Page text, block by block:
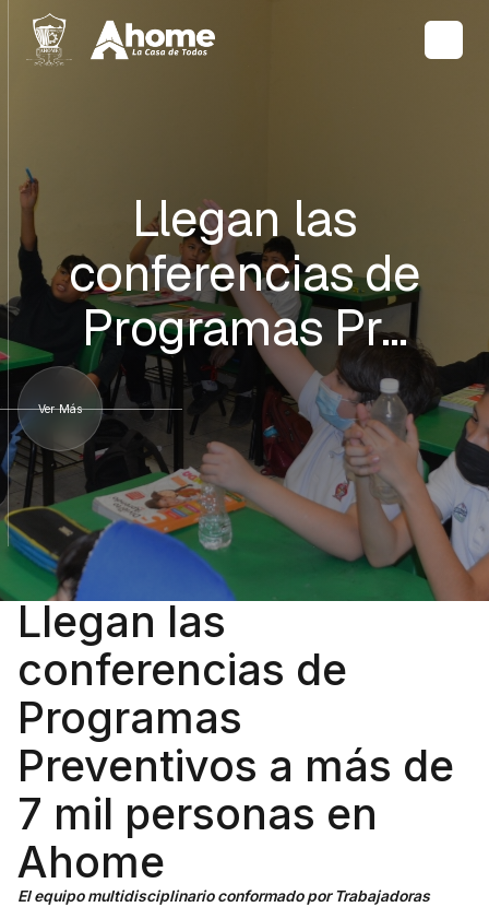
Llegan las
conferencias de
Programas Pr…
Ver Más
Llegan las
conferencias de
Programas
Preventivos a más de
7 mil personas en
Ahome
El equipo multidisciplinario conformado por Trabajadoras